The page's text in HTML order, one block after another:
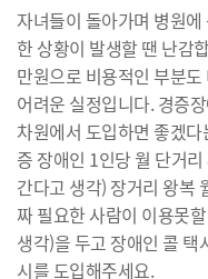
이
동
자녀들이 돌아가며 병원
한 상황이 발생할 땐 난감
만원으로 비용적인 부분
어려운 실정입니다. 경증
차원에서 도입하면 좋겠
증 장애인 1인당 월 단거
간다고 생각) 장거리 왕복
짜 필요한 사람이 이용못
생각)을 두고 장애인 콜 택
시를 도입해주세요.